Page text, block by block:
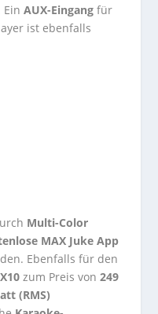
EinAUX-Eingang für
ist ebenfalls
Multi-Color
MAX Juke App
Ebenfalls für den
zum Preis von249
(RMS)